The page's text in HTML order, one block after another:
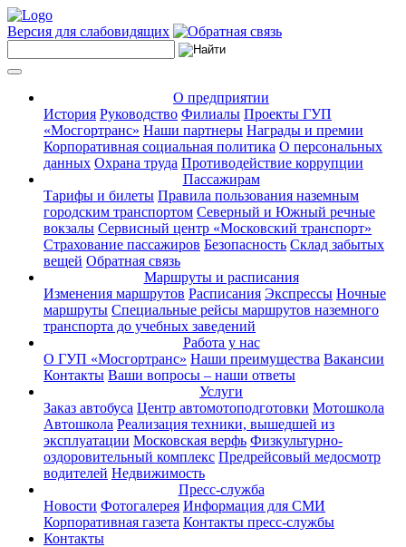
Версия для слабовидящих
О предприятии
История Руководство Филиалы Проекты ГУП
«Мосгортранс» Наши партнеры Награды и премии
Корпоративная социальная политика О персональных
данных Охрана труда Противодействие коррупции
Пассажирам
Тарифы и билеты Правила пользования наземным
городским транспортом Северный и Южный речные
вокзалы Сервисный центр «Московский транспорт»
Страхование пассажиров Безопасность Склад забытых
вещей Обратная связь
Маршруты и расписания
Изменения маршрутов Расписания Экспрессы Ночные
маршруты Специальные рейсы маршрутов наземного
транспорта до учебных заведений
Работа у нас
О ГУП «Мосгортранс» Наши преимущества Вакансии
Контакты Ваши вопросы – наши ответы
Услуги
Заказ автобуса Центр автомотоподготовки Мотошкола
Автошкола Реализация техники, вышедшей из
эксплуатации Московская верфь Физкультурно-
оздоровительный комплекс Предрейсовый медосмотр
водителей Недвижимость
Пресс-служба
Новости Фотогалерея Информация для СМИ
Корпоративная газета Контакты пресс-службы
Контакты